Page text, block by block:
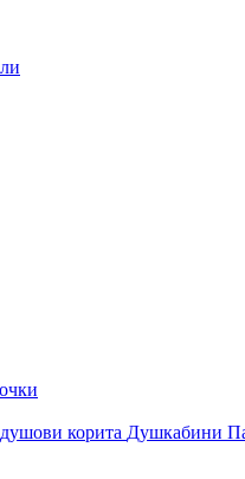
корита Душкабини